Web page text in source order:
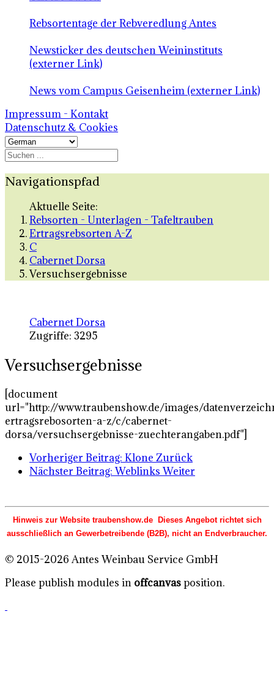
Rebsortentage der Rebveredlung Antes
Newsticker des deutschen Weininstituts
(externer Link)
News vom Campus Geisenheim (externer Link)
Impressum - Kontakt
Datenschutz & Cookies
Navigationspfad
Aktuelle Seite:
Rebsorten - Unterlagen - Tafeltrauben
Ertragsrebsorten A-Z
C
Cabernet Dorsa
Versuchsergebnisse
Cabernet Dorsa
Zugriffe: 3295
Versuchsergebnisse
[document
url="http://www.traubenshow.de/images/
ertragsrebosorten-a-z/c/cabernet-
dorsa/versuchsergebnisse-zuechterangaben.pdf"]
Vorheriger Beitrag: Klone Zurück
Nächster Beitrag: WeblinksWeiter
Hinweis zur Website traubenshow.de Dieses Angebot richtet sich
ausschließlich an Gewerbetreibende (B2B), nicht an Endverbraucher.
© 2015-2026 Antes Weinbau Service GmbH
Please publish modules in offcanvasposition.